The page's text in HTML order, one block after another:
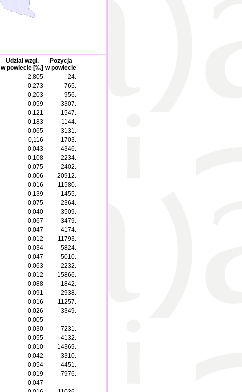
Udział wzgl.
w powiecie [‰]
Pozycja
w powiecie
2,805
24.
0,273
765.
0,203
956.
0,059
3307.
0,121
1547.
0,183
1144.
0,065
3131.
0,116
1703.
0,043
4346.
0,108
2234.
0,075
2402.
0,006
20912.
0,016
11580.
0,139
1455.
0,075
2364.
0,040
3509.
0,067
3479.
0,047
4174.
0,012
11793.
0,034
5824.
0,047
5010.
0,063
2232.
0,012
15866.
0,088
1842.
0,091
2938.
0,016
11257.
0,026
3349.
0,005
0,030
7231.
0,055
4132.
0,010
14369.
0,042
3310.
0,054
4451.
0,019
7976.
0,047